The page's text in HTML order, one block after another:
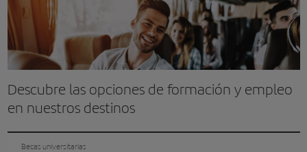
Descubre las opciones de formación y empleo
en nuestros destinos
Becas universitarias